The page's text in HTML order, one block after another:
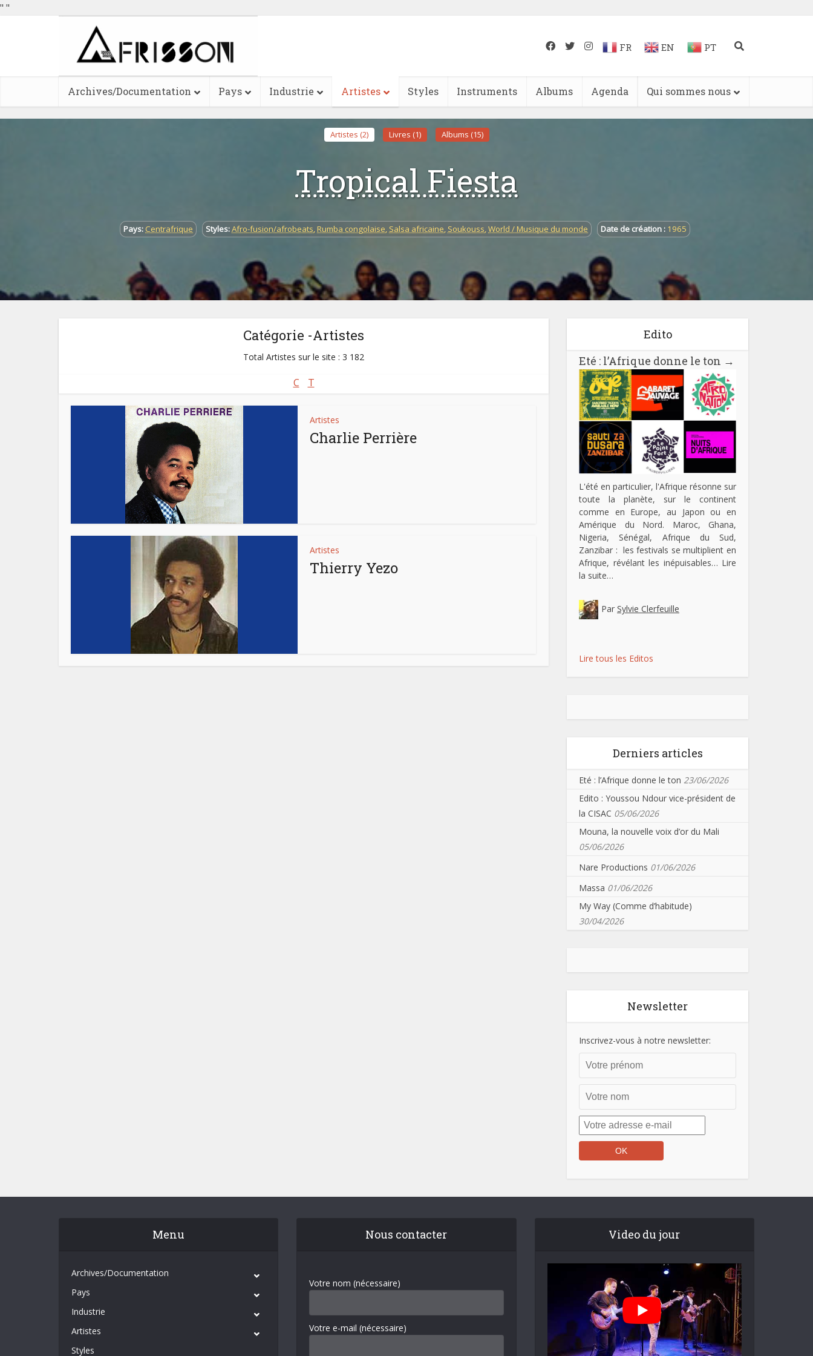
" "
FR EN PT
Archives/Documentation Pays Industrie Artistes Styles Instruments Albums Agenda Qui sommes nous
Artistes (2) Livres (1) Albums (15)
Tropical Fiesta
Pays: Centrafrique Styles:Afro-fusion/afrobeats,Rumba congolaise, Salsa africaine, Soukouss,World / Musique du monde Date de création : 1965
Catégorie -Artistes
Total Artistes sur le site : 3 182
C T
Artistes
Charlie Perrière
Artistes
Thierry Yezo
Edito
Eté : l’Afrique donne le ton →
L'été en particulier, l'Afrique résonne sur
toute la planète, sur le continent
comme en Europe, au Japon ou en
Amérique du Nord. Maroc, Ghana,
Nigeria, Sénégal, Afrique du Sud,
Zanzibar : les festivals se multiplient en
Afrique, révélant les inépuisables… Lire
la suite…
Par Sylvie Clerfeuille
Lire tous les Editos
Derniers articles
Eté : l’Afrique donne le ton 23/06/2026
Edito : Youssou Ndour vice-président de
la CISAC 05/06/2026
Mouna, la nouvelle voix d’or du Mali
05/06/2026
Nare Productions 01/06/2026
Massa 01/06/2026
My Way (Comme d’habitude)
30/04/2026
Newsletter
Inscrivez-vous à notre newsletter:
Menu
Archives/Documentation
Pays
Industrie
Artistes
Styles
Nous contacter
Votre nom (nécessaire)
Votre e-mail (nécessaire)
Video du jour